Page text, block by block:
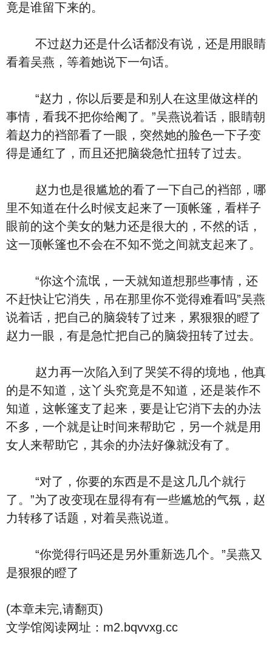
竟是谁留下来的。
不过赵力还是什么话都没有说，还是用眼睛
看着吴燕，等着她说下一句话。
“赵力，你以后要是和别人在这里做这样的
事情，看我不把你给阉了。”吴燕说着话，眼睛朝
着赵力的裆部看了一眼，突然她的脸色一下子变
得是通红了，而且还把脑袋急忙扭转了过去。
赵力也是很尴尬的看了一下自己的裆部，哪
里不知道在什么时候支起来了一顶帐篷，看样子
眼前的这个美女的魅力还是很大的，不然的话，
这一顶帐篷也不会在不知不觉之间就支起来了。
“你这个流氓，一天就知道想那些事情，还
不赶快让它消失，吊在那里你不觉得难看吗”吴燕
说着话，把自己的脑袋转了过来，累狠狠的瞪了
赵力一眼，有是急忙把自己的脑袋扭转了过去。
赵力再一次陷入到了哭笑不得的境地，他真
的是不知道，这丫头究竟是不知道，还是装作不
知道，这帐篷支了起来，要是让它消下去的办法
不多，一个就是让时间来帮助它，另一个就是用
女人来帮助它，其余的办法好像就没有了。
“对了，你要的东西是不是这几几个就行
了。”为了改变现在显得有有一些尴尬的气氛，赵
力转移了话题，对着吴燕说道。
“你觉得行吗还是另外重新选几个。”吴燕又
是狠狠的瞪了
(本章未完,请翻页)
文学馆阅读网址：m2.bqvvxg.cc